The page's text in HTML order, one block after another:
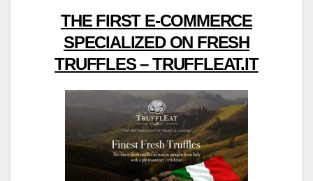
THE FIRST E-COMMERCE
SPECIALIZED ON FRESH
TRUFFLES – TRUFFLEAT.IT